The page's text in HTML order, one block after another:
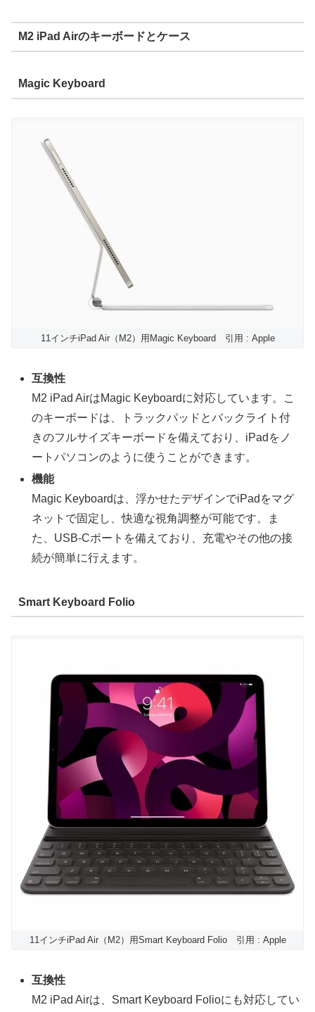
M2 iPad Airのキーボードとケース
Magic Keyboard
11インチiPad Air（M2）用Magic Keyboard 引用 : Apple
互換性
M2 iPad AirはMagic Keyboardに対応しています。こ
のキーボードは、トラックパッドとバックライト付
きのフルサイズキーボードを備えており、iPadをノ
ートパソコンのように使うことができます。
機能
Magic Keyboardは、浮かせたデザインでiPadをマグ
ネットで固定し、快適な視角調整が可能です。ま
た、USB-Cポートを備えており、充電やその他の接
続が簡単に行えます。
Smart Keyboard Folio
11インチiPad Air（M2）用Smart Keyboard Folio 引用 : Apple
互換性
M2 iPad Airは、Smart Keyboard Folioにも対応してい